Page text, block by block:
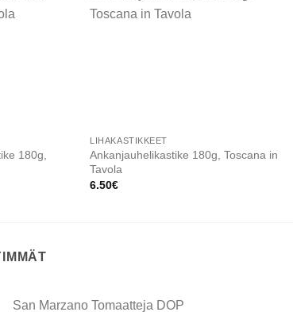
180g,
LIHAKASTIKKEET
Ankanjauhelikastike 180g, Toscana in
Tavola
6.50€
San Marzano Tomaatteja DOP